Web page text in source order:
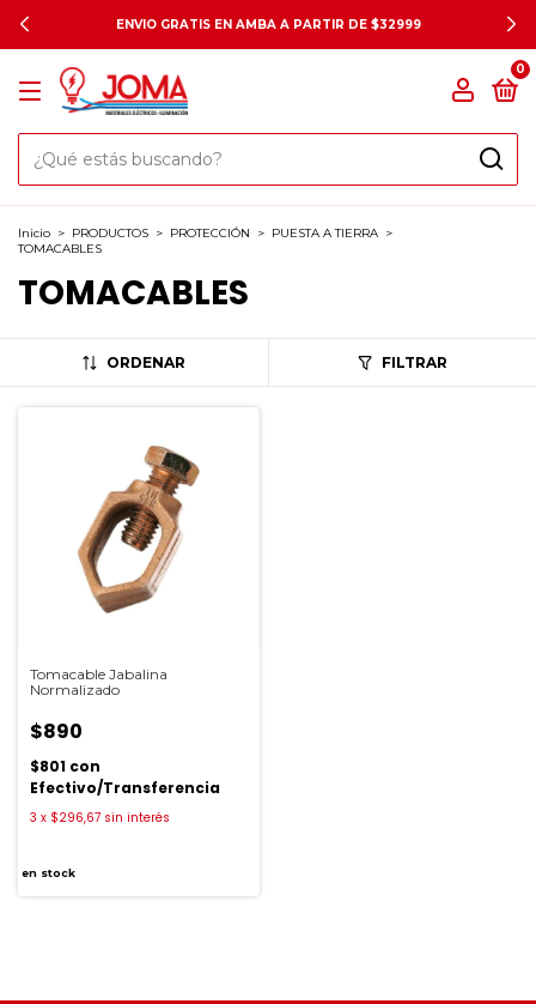
ENVIO GRATIS EN AMBA A PARTIR DE $32999
0
Inicio > PRODUCTOS > PROTECCIÓN > PUESTA A TIERRA >
TOMACABLES
TOMACABLES
ORDENAR FILTRAR
Tomacable Jabalina
Normalizado
$890
$801 con
Efectivo/Transferencia
3 x $296,67 sin interés
en stock